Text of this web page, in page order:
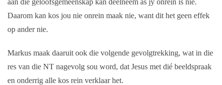
aan die geloofsgemeenskap kan deelneem as jy onrein is nie.
Daarom kan kos jou nie onrein maak nie, want dit het geen effek
op ander nie.
Markus maak daaruit ook die volgende gevolgtrekking, wat in die
res van die NT nagevolg sou word, dat Jesus met dié beeldspraak
en onderrig alle kos rein verklaar het.